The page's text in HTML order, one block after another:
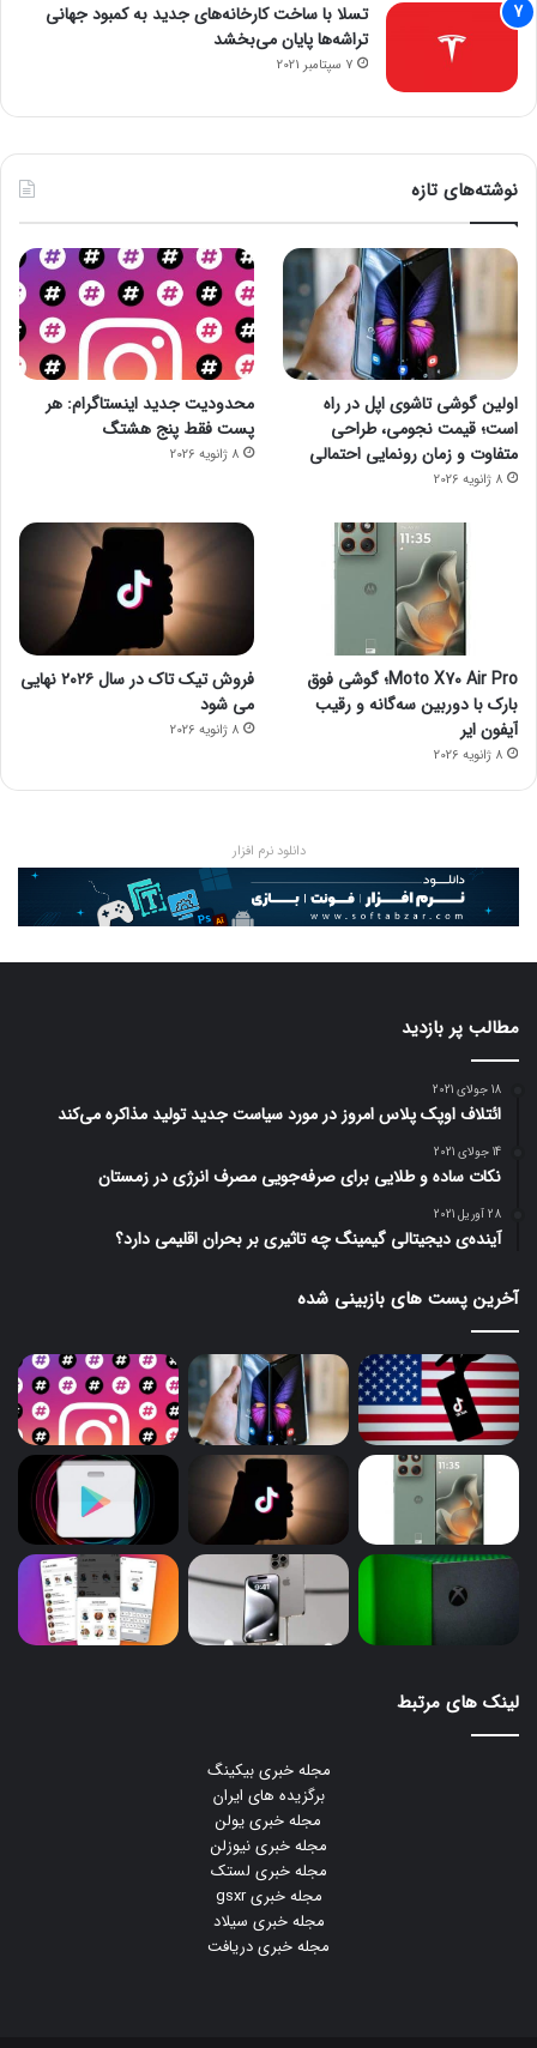
تسلا با ساخت کارخانه‌های جدید به کمبود جهانی
تراشه‌ها پایان می‌بخشد
7 سپتامبر 2021
نوشته‌های تازه
اولین گوشی تاشوی اپل در راه
است؛ قیمت نجومی، طراحی
متفاوت و زمان رونمایی احتمالی
8 ژانویه 2026
محدودیت جدید اینستاگرام: هر
پست فقط پنج هشتگ
8 ژانویه 2026
Moto X70 Air Pro؛ گوشی فوق
بارک با دوربین سه‌گانه و رقیب
آیفون ایر
8 ژانویه 2026
فروش تیک تاک در سال ۲۰۲۶ نهایی
می شود
8 ژانویه 2026
دانلود نرم افزار
مطالب پر بازدید
18 جولای 2021
ائتلاف اوپک پلاس امروز در مورد سیاست جدید تولید مذاکره می‌کند
14 جولای 2021
نکات ساده و طلایی برای صرفه‌جویی مصرف انرژی در زمستان
28 آوریل 2021
آینده‌ی دیجیتالی گیمینگ چه تاثیری بر بحران اقلیمی دارد؟
آخرین پست های بازبینی شده
لینک های مرتبط
مجله خبری بیکینگ
برگزیده های ایران
مجله خبری یولن
مجله خبری نیوزلن
مجله خبری لستک
مجله خبری gsxr
مجله خبری سیلاد
مجله خبری دریافت